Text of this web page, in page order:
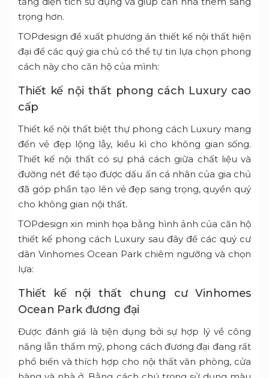
trọng hơn.
TOPdesign đề xuất phương án thiết kế nội thất hiện
đại để các quý gia chủ có thể tự tin lựa chọn phong
cách này cho căn hộ của mình:
Thiết kế nội thất phong cách Luxury cao
cấp
Thiết kế nội thất biệt thự phong cách Luxury mang
đến vẻ đẹp lộng lẫy, kiều kì cho không gian sống.
Thiết kế nội thất có sự phá cách giữa chất liệu và
đường nét để tạo được dấu ấn cá nhân của gia chủ
đã góp phần tạo lên vẻ đẹp sang trọng, quyền quý
cho không gian nội thất.
TOPdesign xin minh họa bằng hình ảnh của căn hộ
thiết kế phong cách Luxury sau đây để các quý cư
dân Vinhomes Ocean Park chiêm ngưỡng và chọn
lựa:
Thiết kế nội thất chung cư Vinhomes
Ocean Park đương đại
Được đánh giá là tiện dụng bởi sự hợp lý về công
năng lẫn thẩm mỹ, phong cách đương đại đang rất
phổ biến và thích hợp cho nội thất văn phòng, cửa